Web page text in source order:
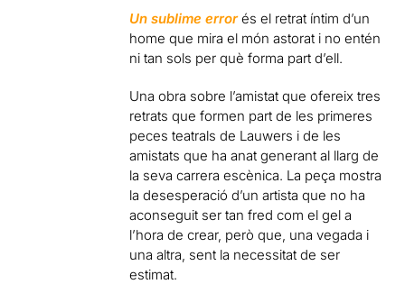
Un sublime errorés el retrat íntim d’un
home que mira el món astorat i no entén
ni tan sols per què forma part d’ell.
Una obra sobre l’amistat que ofereix tres
retrats que formen part de les primeres
peces teatrals de Lauwers i de les
amistats que ha anat generant al llarg de
la seva carrera escènica. La peça mostra
la desesperació d’un artista que no ha
aconseguit ser tan fred com el gel a
l’hora de crear, però que, una vegada i
una altra, sent la necessitat de ser
estimat.